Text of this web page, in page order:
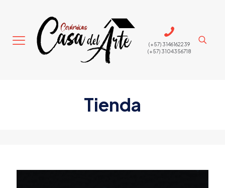
(+57) 3146162239
(+57) 3104356718
Tienda